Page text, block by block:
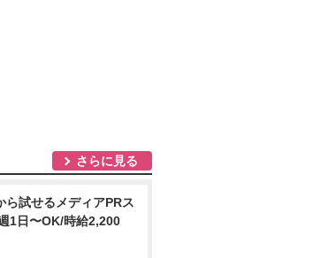
さらに見る
ら試せるメディアPRス
1日〜OK/時給2,200